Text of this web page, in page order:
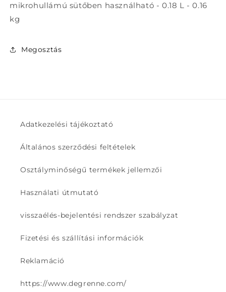
mikrohullámú sütőben használható - 0.18 L - 0.16
kg
Megosztás
Adatkezelési tájékoztató
Általános szerződési feltételek
Osztályminőségű termékek jellemzői
Használati útmutató
visszaélés-bejelentési rendszer szabályzat
Fizetési és szállítási információk
Reklamáció
https://www.degrenne.com/